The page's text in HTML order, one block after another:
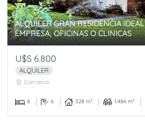
ALQUILER GRAN RESIDENCIA IDEAL
EMPRESA, OFICINAS O CLINICAS
U$S 6.800
ALQUILER
Carrasco
6 6 528 m² 1.484 m²